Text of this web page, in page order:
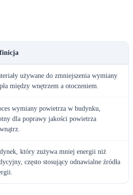
używane do zmniejszenia wymiany
między wnętrzem a otoczeniem.
wymiany powietrza w budynku,
dla poprawy jakości powietrza
który zużywa mniej energii niż
często stosujący odnawialne źródła